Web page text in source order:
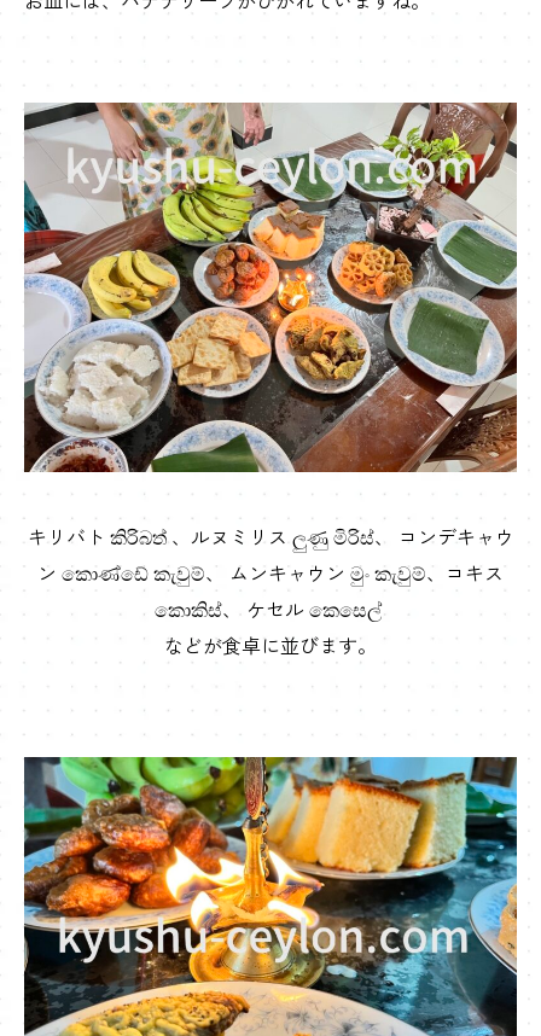
キリバト කිරිබත් 、ルヌミリス ලුණු මිරිස්、 コンデキャウ
ン කොණ්ඩේ කැවුම්、 ムンキャウン මුං කැවුම්、コキス
කොකිස්、 ケセル කෙසෙල්
などが食卓に並びます。